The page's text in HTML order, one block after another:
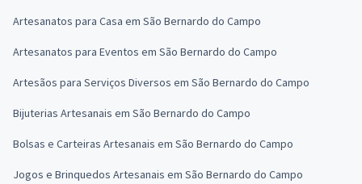
Artesanatos para Casa em São Bernardo do Campo
Artesanatos para Eventos em São Bernardo do Campo
Artesãos para Serviços Diversos em São Bernardo do Campo
Bijuterias Artesanais em São Bernardo do Campo
Bolsas e Carteiras Artesanais em São Bernardo do Campo
Jogos e Brinquedos Artesanais em São Bernardo do Campo